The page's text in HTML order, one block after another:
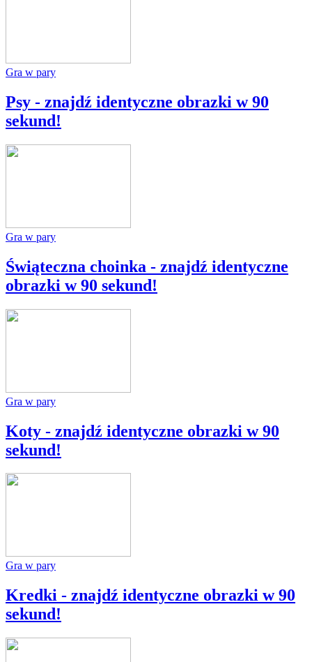
Gra w pary
Psy - znajdź identyczne obrazki w 90
sekund!
Gra w pary
Świąteczna choinka - znajdź identyczne
obrazki w 90 sekund!
Gra w pary
Koty - znajdź identyczne obrazki w 90
sekund!
Gra w pary
Kredki - znajdź identyczne obrazki w 90
sekund!